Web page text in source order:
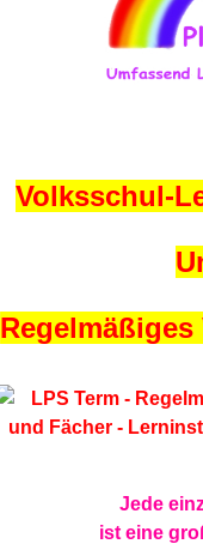
Volksschul-
Jede
ist eine